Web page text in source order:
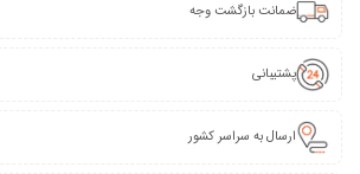
ضمانت بازگشت وجه
پشتیبانی
ارسال به سراسر کشور